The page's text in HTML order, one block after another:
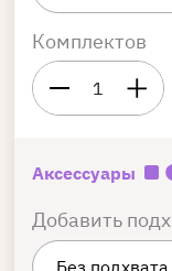
Комплектов
1
Аксессуары
Добавить